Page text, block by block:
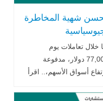
شهية المخاطرة
خلال تعاملات يوم
الخميس، متجاوزة مجددًا مستوى 77,000 دولار، مدفوعة
أسواق الأسهم،.. اقرأ